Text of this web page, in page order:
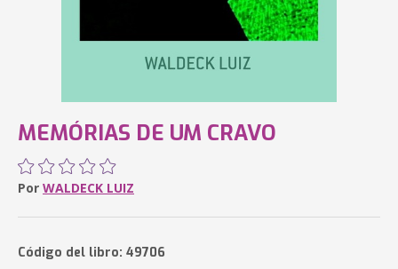
MEMÓRIAS DE UM CRAVO
Por WALDECK LUIZ
Código del libro: 49706